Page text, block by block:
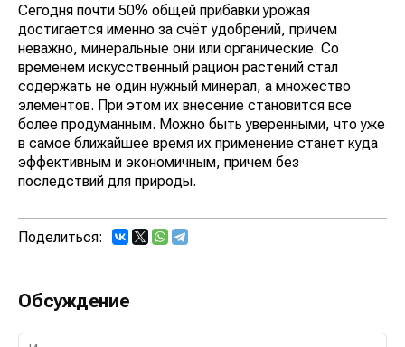
Сегодня почти 50% общей прибавки урожая
достигается именно за счёт удобрений, причем
неважно, минеральные они или органические. Со
временем искусственный рацион растений стал
содержать не один нужный минерал, а множество
элементов. При этом их внесение становится все
более продуманным. Можно быть уверенными, что уже
в самое ближайшее время их применение станет куда
эффективным и экономичным, причем без
последствий для природы.
Поделиться:
Обсуждение